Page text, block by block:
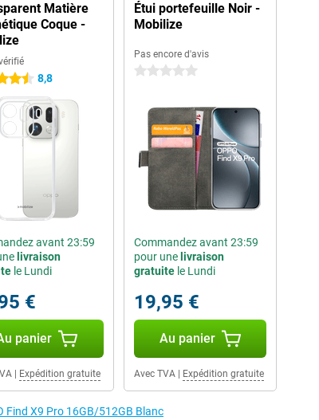
Matière
Coque -
8,8
avant 23:59
livraison
le Lundi
€
panier
| Expédition gratuite
Étui portefeuille Noir -
Mobilize
Pas encore d'avis
0 étoiles
Commandez avant 23:59
pour une livraison
gratuitele Lundi
19,95 €
Au panier
Avec TVA| Expédition gratuite
Find X9 Pro 16GB/512GB Blanc